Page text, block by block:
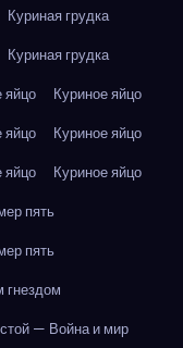
Куриная грудка
Куриная грудка
яйцо
Куриное яйцо
яйцо
Куриное яйцо
яйцо
Куриное яйцо
пять
пять
— Война и мир